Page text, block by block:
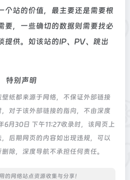
个站的价值，最主要还是需要根
要，一些确切的数据则需要找必
提供。如该站的IP、PV、跳出
特别声明
纸都来源于网络，不保证外部链接
对于该外部链接的指向，不由深度
6月30日 下午11:27收录时，该网页上
后期网页的内容如出现违规，可以
除，深度导航不承担任何责任。
的网络站点资源收集与分享！